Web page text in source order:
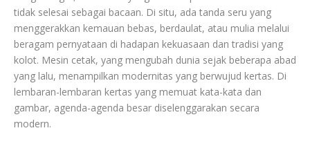
tidak selesai sebagai bacaan. Di situ, ada tanda seru yang
menggerakkan kemauan bebas, berdaulat, atau mulia melalui
beragam pernyataan di hadapan kekuasaan dan tradisi yang
kolot. Mesin cetak, yang mengubah dunia sejak beberapa abad
yang lalu, menampilkan modernitas yang berwujud kertas. Di
lembaran-lembaran kertas yang memuat kata-kata dan
gambar, agenda-agenda besar diselenggarakan secara
modern.